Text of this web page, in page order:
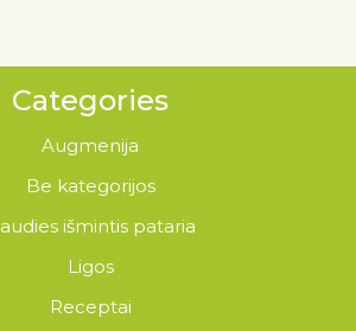
Categories
Augmenija
Be kategorijos
išmintis pataria
Ligos
Receptai